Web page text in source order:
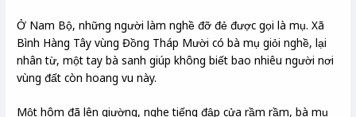
Ở Nam Bộ, những người làm nghề đỡ đẻ được gọi là mụ. Xã
Bình Hàng Tây vùng Đồng Tháp Mười có bà mụ giỏi nghề, lại
nhân từ, một tay bà sanh giúp không biết bao nhiêu người nơi
vùng đất còn hoang vu này.
Một hôm đã lên giường, nghe tiếng đập cửa rầm rầm, bà mụ